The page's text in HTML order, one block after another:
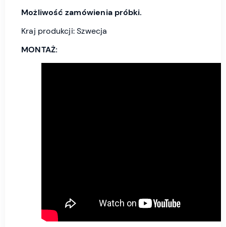
Możliwość zamówienia próbki.
Kraj produkcji: Szwecja
MONTAŻ: